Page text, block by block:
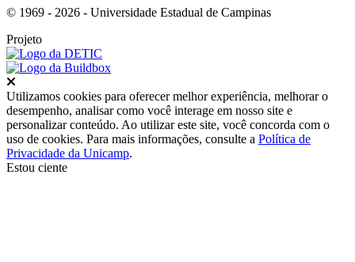
© 1969 - 2026 - Universidade Estadual de Campinas
Projeto
Utilizamos cookies para oferecer melhor experiência, melhorar o
desempenho, analisar como você interage em nosso site e
personalizar conteúdo. Ao utilizar este site, você concorda com o
uso de cookies. Para mais informações, consulte a Política de
Privacidade da Unicamp.
Estou ciente